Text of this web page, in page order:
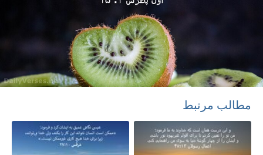
مطالب مرتبط